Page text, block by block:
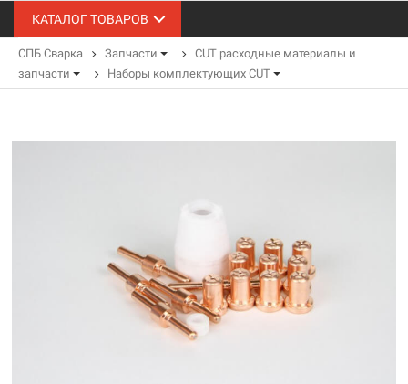
КАТАЛОГ ТОВАРОВ
СПБ Сварка Запчасти
CUT расходные материалы и
запчасти
Наборы комплектующих CUT